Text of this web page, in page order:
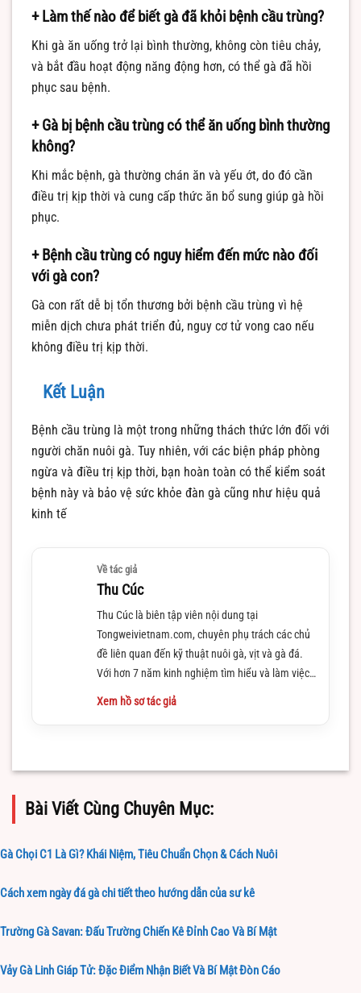
+ Làm thế nào để biết gà đã khỏi bệnh cầu trùng?
Khi gà ăn uống trở lại bình thường, không còn tiêu chảy,
và bắt đầu hoạt động năng động hơn, có thể gà đã hồi
phục sau bệnh.
+ Gà bị bệnh cầu trùng có thể ăn uống bình thường
không?
Khi mắc bệnh, gà thường chán ăn và yếu ớt, do đó cần
điều trị kịp thời và cung cấp thức ăn bổ sung giúp gà hồi
phục.
+ Bệnh cầu trùng có nguy hiểm đến mức nào đối
với gà con?
Gà con rất dễ bị tổn thương bởi bệnh cầu trùng vì hệ
miễn dịch chưa phát triển đủ, nguy cơ tử vong cao nếu
không điều trị kịp thời.
Kết Luận
Bệnh cầu trùng là một trong những thách thức lớn đối với
người chăn nuôi gà. Tuy nhiên, với các biện pháp phòng
ngừa và điều trị kịp thời, bạn hoàn toàn có thể kiểm soát
bệnh này và bảo vệ sức khỏe đàn gà cũng như hiệu quả
kinh tế
Về tác giả
Thu Cúc
Thu Cúc là biên tập viên nội dung tại
Tongweivietnam.com, chuyên phụ trách các chủ
đề liên quan đến kỹ thuật nuôi gà, vịt và gà đá.
Với hơn 7 năm kinh nghiệm tìm hiểu và làm việc
trong lĩnh vực này
Xem hồ sơ tác giả
Bài Viết Cùng Chuyên Mục:
Gà Chọi C1 Là Gì? Khái Niệm, Tiêu Chuẩn Chọn & Cách Nuôi
Cách xem ngày đá gà chi tiết theo hướng dẫn của sư kê
Trường Gà Savan: Đấu Trường Chiến Kê Đỉnh Cao Và Bí Mật
Vảy Gà Linh Giáp Tử: Đặc Điểm Nhận Biết Và Bí Mật Đòn Cáo